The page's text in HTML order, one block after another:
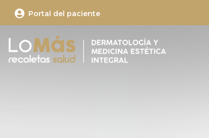
 Portal del paciente